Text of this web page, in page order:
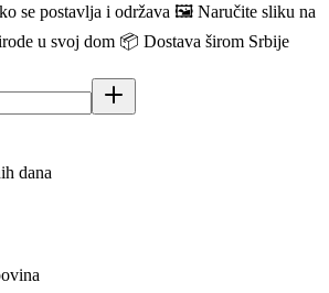
se postavlja i održava 🖼️ Naručite sliku na
u svoj dom 📦 Dostava širom Srbije
dana